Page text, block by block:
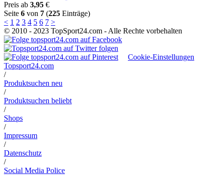
Preis ab 3,95 €
Seite 6 von 7 (225 Einträge)
< 1 2 3 4 5 6 7 >
© 2010 - 2023 TopSport24.com - Alle Rechte vorbehalten
Cookie-Einstellungen
Topsport24.com
/
Produktsuchen neu
/
Produktsuchen beliebt
/
Shops
/
Impressum
/
Datenschutz
/
Social Media Police